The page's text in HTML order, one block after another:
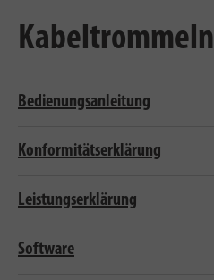
Kabeltrommeln
Bedienungsanleitung
Konformitätserklärung
Leistungserklärung
Software